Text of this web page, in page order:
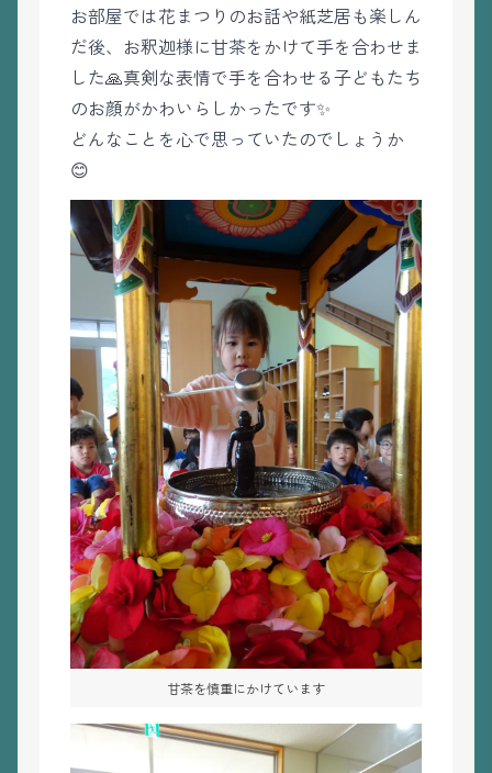
お部屋では花まつりのお話や紙芝居も楽しん
だ後、お釈迦様に甘茶をかけて手を合わせま
した🙏真剣な表情で手を合わせる子どもたち
のお顔がかわいらしかったです✨
どんなことを心で思っていたのでしょうか
😊
甘茶を慎重にかけています